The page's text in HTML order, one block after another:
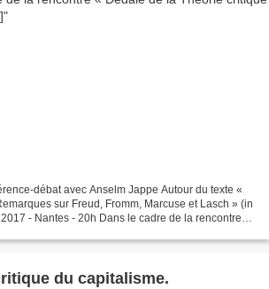
débat avec Anselm Jappe Autour du texte «
sur Freud, Fromm, Marcuse et Lasch » (in
2017 - Nantes - 20h Dans le cadre de la rencontre
du capitalisme.